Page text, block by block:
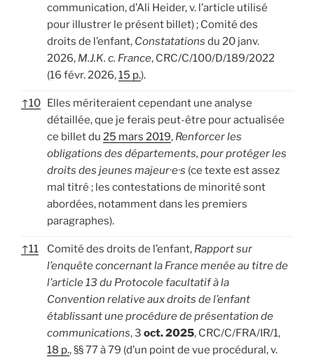
communication, d’Ali Heider, v. l’article utilisé
pour illustrer le présent billet) ; Comité des
droits de l’enfant, Constatations du 20 janv.
2026, M.J.K. c. France, CRC/C/100/D/189/2022
(16 févr. 2026,15 p.).
↑10 Elles mériteraient cependant une analyse
détaillée, que je ferais peut-être pour actualisée
ce billet du 25 mars 2019, Renforcer les
obligations des départements, pour protéger les
droits des jeunes majeur·e·s (ce texte est assez
mal titré ; les contestations de minorité sont
abordées, notamment dans les premiers
paragraphes).
↑11 Comité des droits de l’enfant, Rapport sur
l’enquête concernant la France menée au titre de
l’article 13 du Protocole facultatif à la
Convention relative aux droits de l’enfant
établissant une procédure de présentation de
communications, 3 oct. 2025, CRC/C/FRA/IR/1,
18 p., §§ 77 à 79 (d’un point de vue procédural, v.